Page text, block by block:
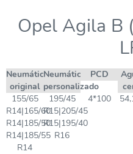
Opel Agila B
Neumático
original
Neumático
personalizado
PCD
155/65
R14|165/60
R14|185/50
R14|185/55
R14
195/45
R15|205/45
R15|195/40
R16
4*100